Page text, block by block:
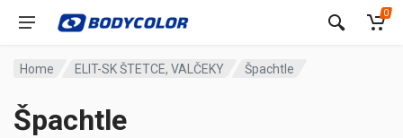
0
Home ELIT-SK ŠTETCE, VALČEKY Špachtle
Špachtle